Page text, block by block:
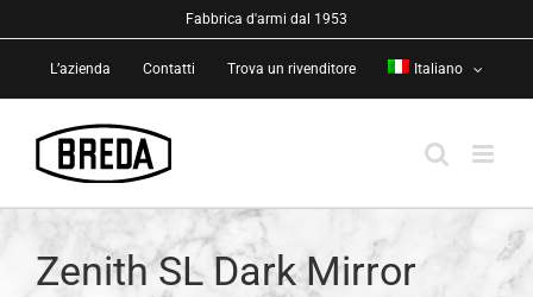
al
contenuto
Fabbrica d'armi dal 1953
L’azienda Contatti Trova un rivenditore Italiano
Zenith SL Dark Mirror